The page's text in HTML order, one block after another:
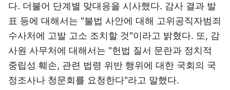
다. 더불어 단계별 맞대응을 시사했다. 감사 결과 발
표 등에 대해서는 "불법 사안에 대해 고위공직자범죄
수사처에 고발 고소 조치할 것"이라고 밝혔다. 또, 감
사원 사무처에 대해서는 "헌법 질서 문란과 정치적
중립성 훼손, 관련 법령 위반 행위에 대한 국회의 국
정조사나 청문회를 요청한다"라고 말했다.